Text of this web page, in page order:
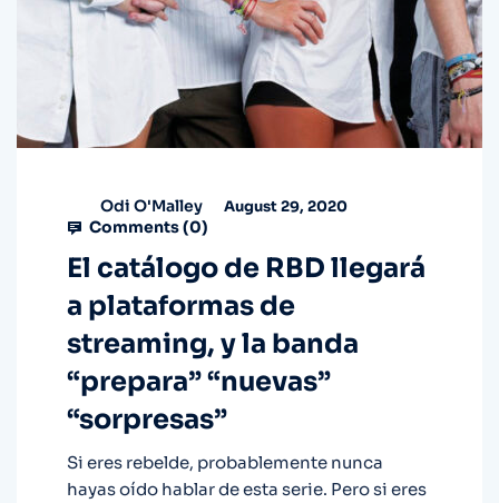
Odi O'Malley August 29, 2020
Comments (0)
El catálogo de RBD llegará
a plataformas de
streaming, y la banda
“prepara” “nuevas”
“sorpresas”
Si eres rebelde, probablemente nunca
hayas oído hablar de esta serie. Pero si eres